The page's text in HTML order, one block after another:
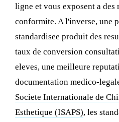
ligne et vous exposent a des
conformite. A l'inverse, une
standardisee produit des
taux de conversion
eleves, une meilleure
documentation medico-
Societe Internationale de
Esthetique (ISAPS), les